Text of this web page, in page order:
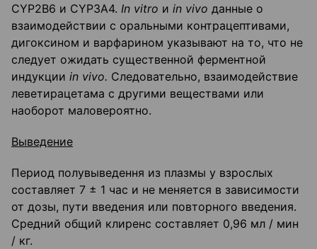
CYP2B6 и CYP3А4. In vitro и in vivo данные о
взаимодействии с оральными контрацептивами,
дигоксином и варфарином указывают на то, что не
следует ожидать существенной ферментной
индукции in vivo. Следовательно, взаимодействие
леветирацетама с другими веществами или
наоборот маловероятно.
Выведение
Период полувыведення из плазмы у взрослых
составляет 7 ± 1 час и не меняется в зависимости
от дозы, пути введения или повторного введения.
Средний общий клиренс составляет 0,96 мл / мин
/ кг.